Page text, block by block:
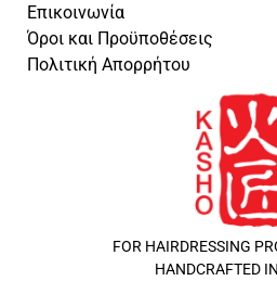
Επικοινωνία
Όροι και Προϋποθέσεις
Πολιτική Απορρήτου
FOR HAIRDRESSING
HANDCRAFTED